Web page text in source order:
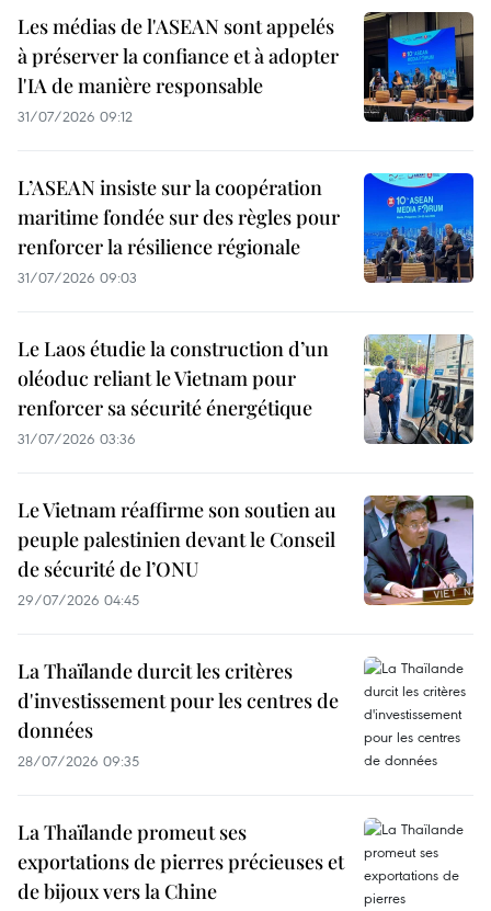
Les médias de l'ASEAN sont appelés
à préserver la confiance et à adopter
l'IA de manière responsable
31/07/2026 09:12
L’ASEAN insiste sur la coopération
maritime fondée sur des règles pour
renforcer la résilience régionale
31/07/2026 09:03
Le Laos étudie la construction d’un
oléoduc reliant le Vietnam pour
renforcer sa sécurité énergétique
31/07/2026 03:36
Le Vietnam réaffirme son soutien au
peuple palestinien devant le Conseil
de sécurité de l’ONU
29/07/2026 04:45
La Thaïlande durcit les critères
d'investissement pour les centres de
données
28/07/2026 09:35
La Thaïlande promeut ses
exportations de pierres précieuses et
de bijoux vers la Chine